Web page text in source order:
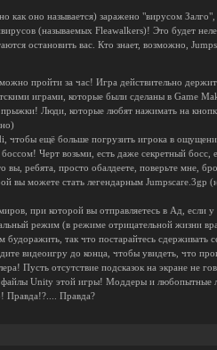
как оно называется) заражено "вирусом
(называемых Fleawalkers)! Это будет
остановить вас. Кто знает, возможно,
пройти за час! Игра действительно
играми, которые были сделаны в Game
Люди, которые любят нажимать на
чтобы ещё больше погрузить игрока в
боссом! Черт возьми, есть даже секретный
вы, ребята, просто обалдеете, поверьте мне, бро.
вы можете стать легендарным
при которой вы отправляетесь в Ад, если
режим (в режиме отрицательной жизни
будоражить, так что постарайтесь сдерживать
видеоигру до конца, чтобы увидеть, что
Пусть отсутствие подсказок на экране не
Unity этой игры! Моддеры и любопытные
Правда!?.... Правда?